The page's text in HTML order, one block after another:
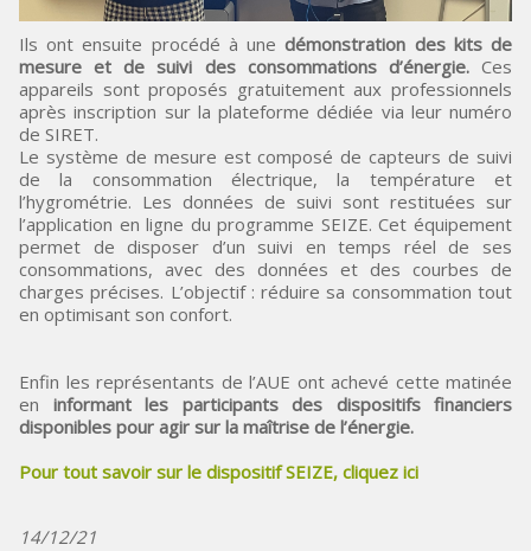
Ils ont ensuite procédé à unedémonstration des kits de
mesure et de suivi des consommations d’énergie.Ces
appareils sont proposés gratuitement aux professionnels
après inscription sur la plateforme dédiée via leur numéro
de SIRET.
Le système de mesure est composé de capteurs de suivi
de la consommation électrique, la température et
l’hygrométrie. Les données de suivi sont restituées sur
l’application en ligne du programme SEIZE. Cet équipement
permet de disposer d’un suivi en temps réel de ses
consommations, avec des données et des courbes de
charges précises. L’objectif : réduire sa consommation tout
en optimisant son confort.
Enfin les représentants de l’AUE ont achevé cette matinée
en informant les participants des dispositifs financiers
disponibles pour agir sur la maîtrise de l’énergie.
Pour tout savoir sur le dispositif SEIZE, cliquez ici
14/12/21